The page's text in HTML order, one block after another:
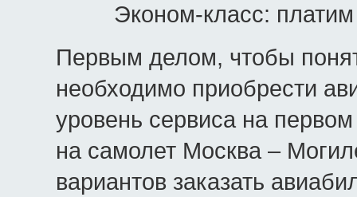
Эконом-класс:
Первым делом, чтобы
необходимо приобрести
уровень сервиса на
на самолет Москва –
вариантов заказать